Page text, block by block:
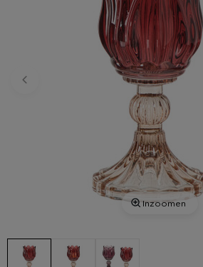
Inzoomen